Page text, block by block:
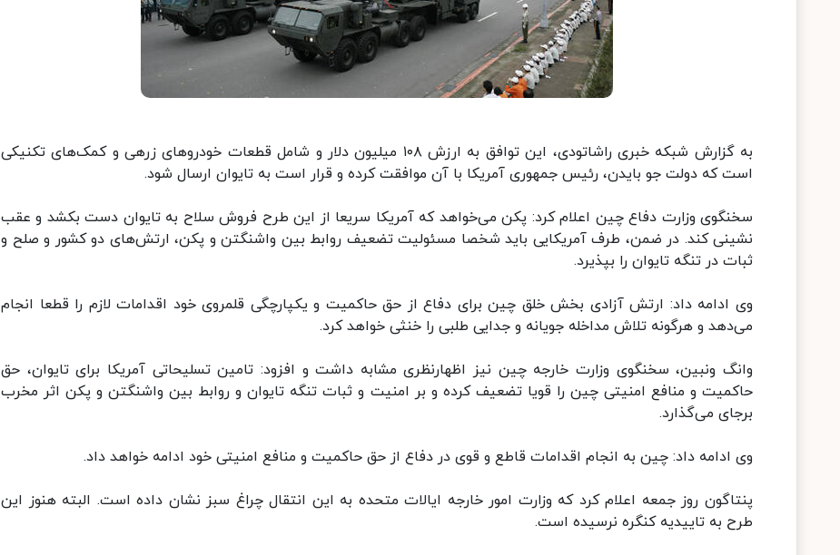
به گزارش شبکه خبری راشاتودی، این توافق به ارزش ۱۰۸ میلیون دلار و شامل قطعات خودروهای زرهی و کمک‌های تکنیکی
است که دولت جو بایدن، رئیس جمهوری آمریکا با آن موافقت کرده و قرار است به تایوان ارسال شود.
سخنگوی وزارت دفاع چین اعلام کرد: پکن می‌خواهد که آمریکا سریعا از این طرح فروش سلاح به تایوان دست بکشد و عقب
نشینی کند. در ضمن، طرف آمریکایی باید شخصا مسئولیت تضعیف روابط بین واشنگتن و پکن، ارتش‌های دو کشور و صلح و
ثبات در تنگه تایوان را بپذیرد.
وی ادامه داد: ارتش آزادی بخش خلق چین برای دفاع از حق حاکمیت و یکپارچگی قلمروی خود اقدامات لازم را قطعا انجام
می‌دهد و هرگونه تلاش مداخله جویانه و جدایی طلبی را خنثی خواهد کرد.
وانگ ونبین، سخنگوی وزارت خارجه چین نیز اظهارنظری مشابه داشت و افزود: تامین تسلیحاتی آمریکا برای تایوان، حق
حاکمیت و منافع امنیتی چین را قویا تضعیف کرده و بر امنیت و ثبات تنگه تایوان و روابط بین واشنگتن و پکن اثر مخرب
برجای می‌گذارد.
وی ادامه داد: چین به انجام اقدامات قاطع و قوی در دفاع از حق حاکمیت و منافع امنیتی خود ادامه خواهد داد.
پنتاگون روز جمعه اعلام کرد که وزارت امور خارجه ایالات متحده به این انتقال چراغ سبز نشان داده است. البته هنوز این
طرح به تاییدیه کنگره نرسیده است.